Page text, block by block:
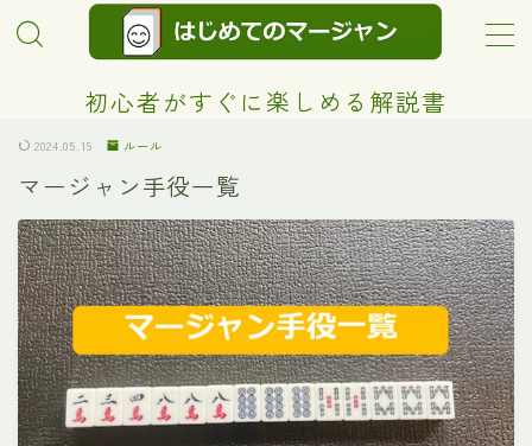
初心者がすぐに楽しめる解説書
MENU
レベルアップ
ルール
プライバシーポリシー
プロフィール
2024.05.19 ルール
マージャン手役一覧